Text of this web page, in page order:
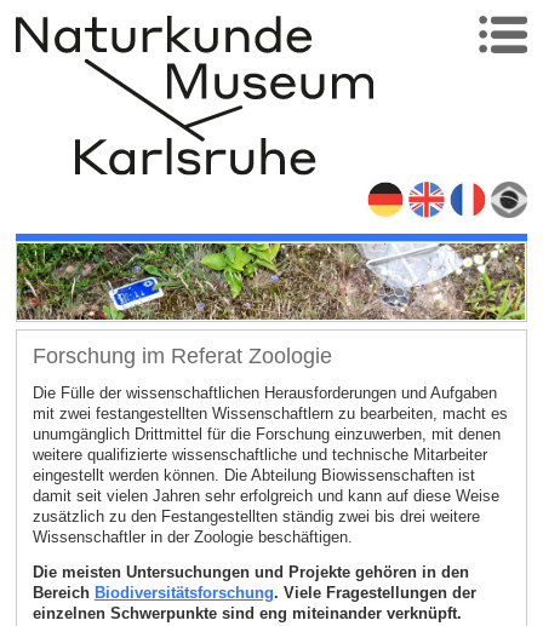
Forschung im Referat Zoologie
Die Fülle der wissenschaftlichen Herausforderungen und Aufgaben
mit zwei festangestellten Wissenschaftlern zu bearbeiten, macht es
unumgänglich Drittmittel für die Forschung einzuwerben, mit denen
weitere qualifizierte wissenschaftliche und technische Mitarbeiter
eingestellt werden können. Die Abteilung Biowissenschaften ist
damit seit vielen Jahren sehr erfolgreich und kann auf diese Weise
zusätzlich zu den Festangestellten ständig zwei bis drei weitere
Wissenschaftler in der Zoologie beschäftigen.
Die meisten Untersuchungen und Projekte gehören in den
Bereich Biodiversitätsforschung. Viele Fragestellungen der
einzelnen Schwerpunkte sind eng miteinander verknüpft.